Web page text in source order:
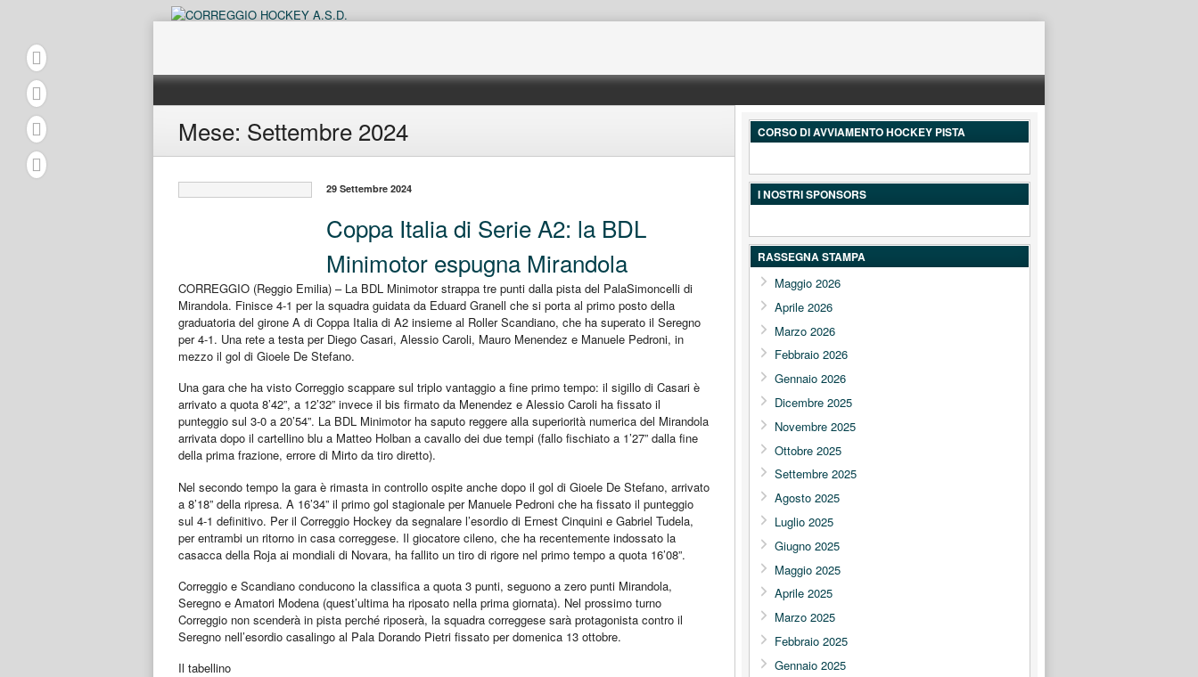
Mese: Settembre 2024
29 Settembre 2024
Coppa Italia di Serie A2: la BDL
Minimotor espugna Mirandola
CORREGGIO (Reggio Emilia) – La BDL Minimotor strappa tre punti dalla pista del PalaSimoncelli di
Mirandola. Finisce 4-1 per la squadra guidata da Eduard Granell che si porta al primo posto della
graduatoria del girone A di Coppa Italia di A2 insieme al Roller Scandiano, che ha superato il Seregno
per 4-1. Una rete a testa per Diego Casari, Alessio Caroli, Mauro Menendez e Manuele Pedroni, in
mezzo il gol di Gioele De Stefano.
Una gara che ha visto Correggio scappare sul triplo vantaggio a fine primo tempo: il sigillo di Casari è
arrivato a quota 8’42”, a 12’32” invece il bis firmato da Menendez e Alessio Caroli ha fissato il
punteggio sul 3-0 a 20’54”. La BDL Minimotor ha saputo reggere alla superiorità numerica del Mirandola
arrivata dopo il cartellino blu a Matteo Holban a cavallo dei due tempi (fallo fischiato a 1’27” dalla fine
della prima frazione, errore di Mirto da tiro diretto).
Nel secondo tempo la gara è rimasta in controllo ospite anche dopo il gol di Gioele De Stefano, arrivato
a 8’18” della ripresa. A 16’34” il primo gol stagionale per Manuele Pedroni che ha fissato il punteggio
sul 4-1 definitivo. Per il Correggio Hockey da segnalare l’esordio di Ernest Cinquini e Gabriel Tudela,
per entrambi un ritorno in casa correggese. Il giocatore cileno, che ha recentemente indossato la
casacca della Roja ai mondiali di Novara, ha fallito un tiro di rigore nel primo tempo a quota 16’08”.
Correggio e Scandiano conducono la classifica a quota 3 punti, seguono a zero punti Mirandola,
Seregno e Amatori Modena (quest’ultima ha riposato nella prima giornata). Nel prossimo turno
Correggio non scenderà in pista perché riposerà, la squadra correggese sarà protagonista contro il
Seregno nell’esordio casalingo al Pala Dorando Pietri fissato per domenica 13 ottobre.
Il tabellino
CORSO DI AVVIAMENTO HOCKEY PISTA
I NOSTRI SPONSORS
RASSEGNA STAMPA
Maggio 2026
Aprile 2026
Marzo 2026
Febbraio 2026
Gennaio 2026
Dicembre 2025
Novembre 2025
Ottobre 2025
Settembre 2025
Agosto 2025
Luglio 2025
Giugno 2025
Maggio 2025
Aprile 2025
Marzo 2025
Febbraio 2025
Gennaio 2025